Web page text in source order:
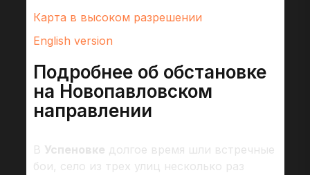
Карта в высоком разрешении
English version
Подробнее об обстановке
на Новопавловском
направлении
В Успеновке долгое время шли встречные
бои, село из трех улиц несколько раз